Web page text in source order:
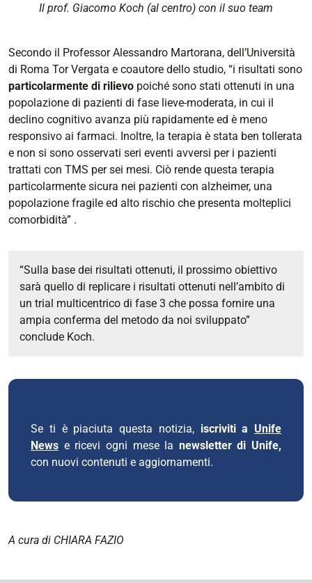
Il prof. Giacomo Koch (al centro) con il suo team
Secondo il Professor Alessandro Martorana, dell’Università
di Roma Tor Vergata e coautore dello studio, “i risultati sono
particolarmente di rilievo poiché sono stati ottenuti in una
popolazione di pazienti di fase lieve-moderata, in cui il
declino cognitivo avanza più rapidamente ed è meno
responsivo ai farmaci. Inoltre, la terapia è stata ben tollerata
e non si sono osservati seri eventi avversi per i pazienti
trattati con TMS per sei mesi. Ciò rende questa terapia
particolarmente sicura nei pazienti con alzheimer, una
popolazione fragile ed alto rischio che presenta molteplici
comorbidità” .
“Sulla base dei risultati ottenuti, il prossimo obiettivo
sarà quello di replicare i risultati ottenuti nell’ambito di
un trial multicentrico di fase 3 che possa fornire una
ampia conferma del metodo da noi sviluppato”
conclude Koch.
Se ti è piaciuta questa notizia, iscriviti a Unife
News e ricevi ogni mese la newsletter di Unife,
con nuovi contenuti e aggiornamenti.
A cura di CHIARA FAZIO